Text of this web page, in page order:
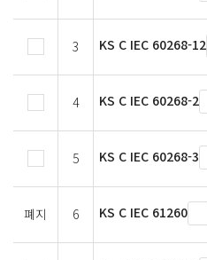
3 KS C IEC 60268-12
4 KS C IEC 60268-2
5 KS C IEC 60268-3
폐지 6 KS C IEC 61260